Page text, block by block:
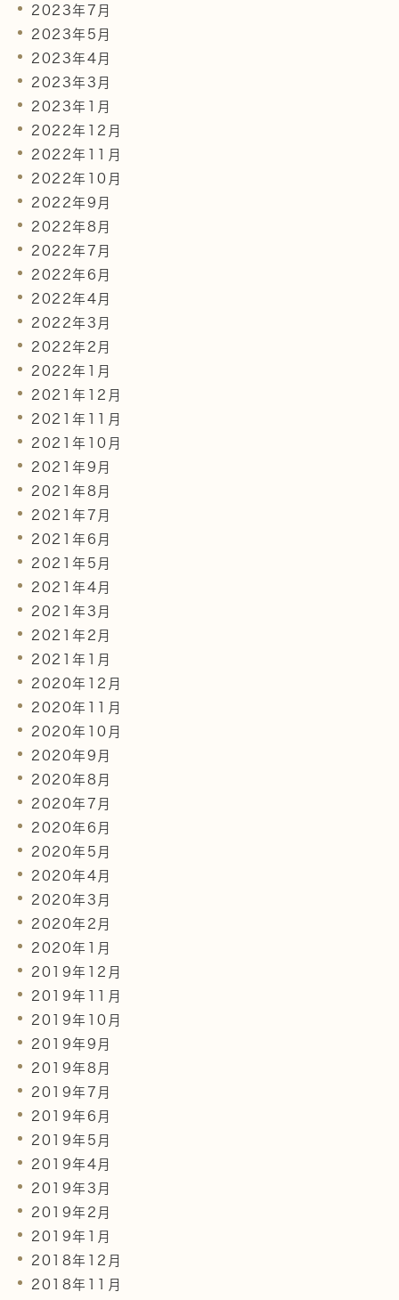
2023年7月
2023年5月
2023年4月
2023年3月
2023年1月
2022年12月
2022年11月
2022年10月
2022年9月
2022年8月
2022年7月
2022年6月
2022年4月
2022年3月
2022年2月
2022年1月
2021年12月
2021年11月
2021年10月
2021年9月
2021年8月
2021年7月
2021年6月
2021年5月
2021年4月
2021年3月
2021年2月
2021年1月
2020年12月
2020年11月
2020年10月
2020年9月
2020年8月
2020年7月
2020年6月
2020年5月
2020年4月
2020年3月
2020年2月
2020年1月
2019年12月
2019年11月
2019年10月
2019年9月
2019年8月
2019年7月
2019年6月
2019年5月
2019年4月
2019年3月
2019年2月
2019年1月
2018年12月
2018年11月